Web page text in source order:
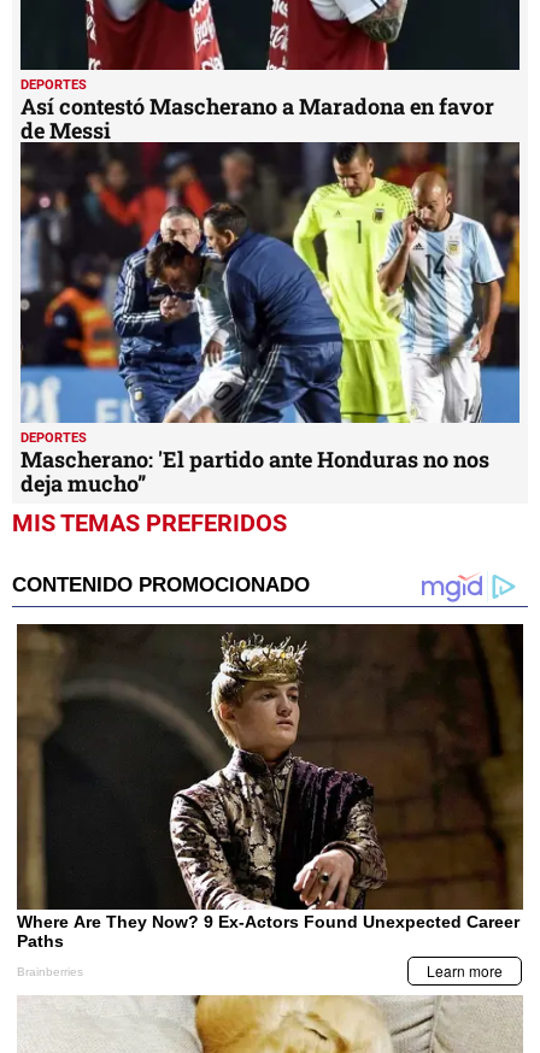
DEPORTES
Así contestó Mascherano a Maradona en favor
de Messi
DEPORTES
Mascherano: 'El partido ante Honduras no nos
deja mucho”
MIS TEMAS PREFERIDOS